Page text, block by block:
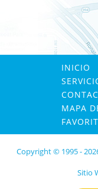
INICIO
MAPA
Copyright © 1995 -
Sitio